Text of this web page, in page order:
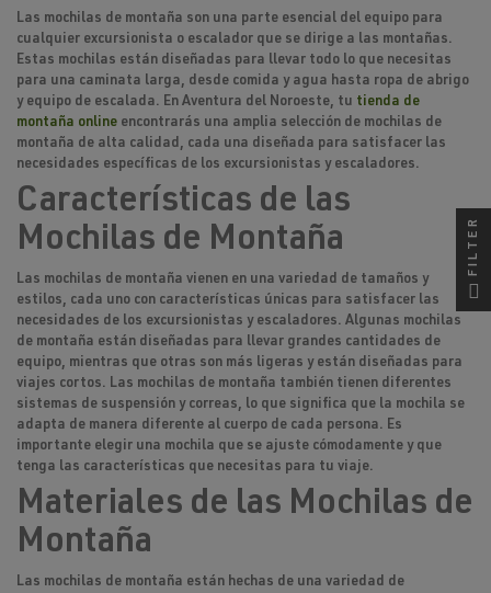
Las mochilas de montaña son una parte esencial del equipo para
cualquier excursionista o escalador que se dirige a las montañas.
Estas mochilas están diseñadas para llevar todo lo que necesitas
para una caminata larga, desde comida y agua hasta ropa de abrigo
y equipo de escalada. En Aventura del Noroeste, tu tienda de
montaña online encontrarás una amplia selección de mochilas de
montaña de alta calidad, cada una diseñada para satisfacer las
necesidades específicas de los excursionistas y escaladores.
Características de las
Mochilas de Montaña
Las mochilas de montaña vienen en una variedad de tamaños y
estilos, cada uno con características únicas para satisfacer las
necesidades de los excursionistas y escaladores. Algunas mochilas
de montaña están diseñadas para llevar grandes cantidades de
equipo, mientras que otras son más ligeras y están diseñadas para
viajes cortos. Las mochilas de montaña también tienen diferentes
sistemas de suspensión y correas, lo que significa que la mochila se
adapta de manera diferente al cuerpo de cada persona. Es
importante elegir una mochila que se ajuste cómodamente y que
tenga las características que necesitas para tu viaje.
Materiales de las Mochilas de
Montaña
Las mochilas de montaña están hechas de una variedad de
FILTER